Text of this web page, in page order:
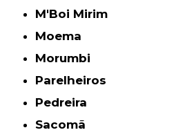
M'Boi Mirim
Moema
Morumbi
Parelheiros
Pedreira
Sacomã